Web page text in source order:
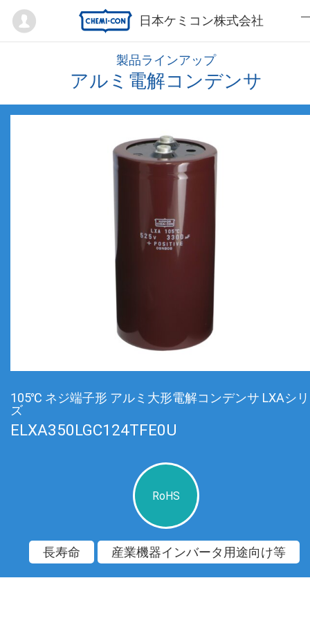
日本ケミコン株式会社
Mypage
製品ラインアップ
アルミ電解コンデンサ
105℃ ネジ端子形 アルミ大形電解コンデンサ LXAシ
ズ
ELXA350LGC124TFE0U
RoHS
長寿命 産業機器インバータ用途向け等